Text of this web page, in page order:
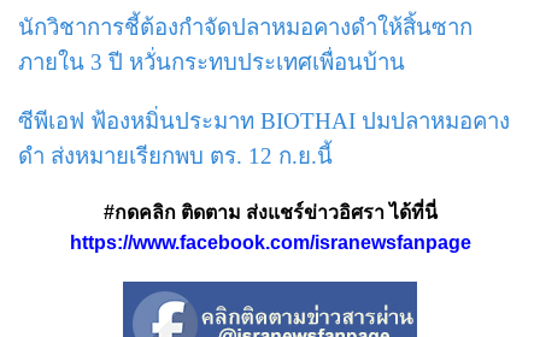
นักวิชาการชี้ต้องกำจัดปลาหมอคางดำให้สิ้นซาก
ภายใน 3 ปี หวั่นกระทบประเทศเพื่อนบ้าน
ซีพีเอฟ ฟ้องหมิ่นประมาท BIOTHAI ปมปลาหมอคาง
ดำ ส่งหมายเรียกพบ ตร. 12 ก.ย.นี้
#กดคลิก ติดตาม ส่งแชร์ข่าวอิศรา ได้ที่นี่
https://www.facebook.com/isranewsfanpage